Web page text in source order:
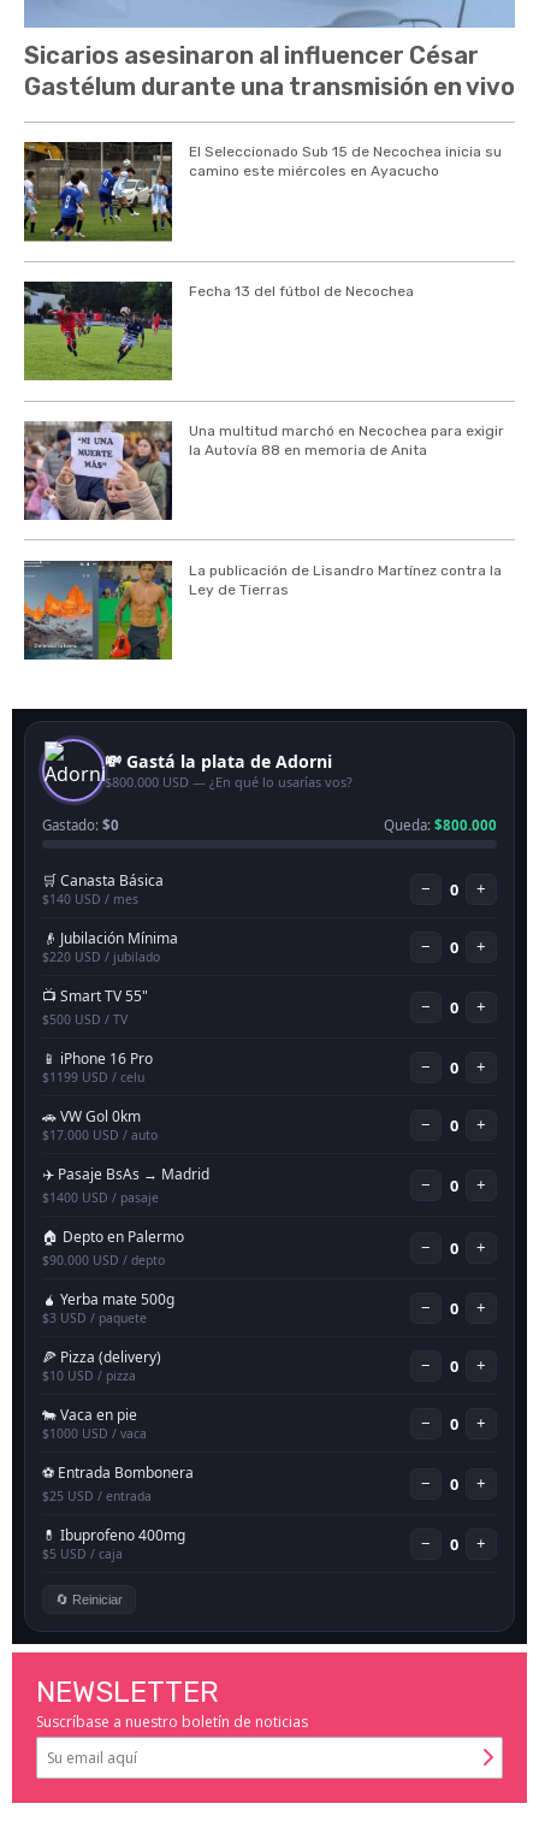
Sicarios asesinaron al influencer César
Gastélum durante una transmisión en vivo
El Seleccionado Sub 15 de Necochea inicia su
camino este miércoles en Ayacucho
Fecha 13 del fútbol de Necochea
Una multitud marchó en Necochea para exigir
la Autovía 88 en memoria de Anita
La publicación de Lisandro Martínez contra la
Ley de Tierras
NEWSLETTER
Suscríbase a nuestro boletín de noticias